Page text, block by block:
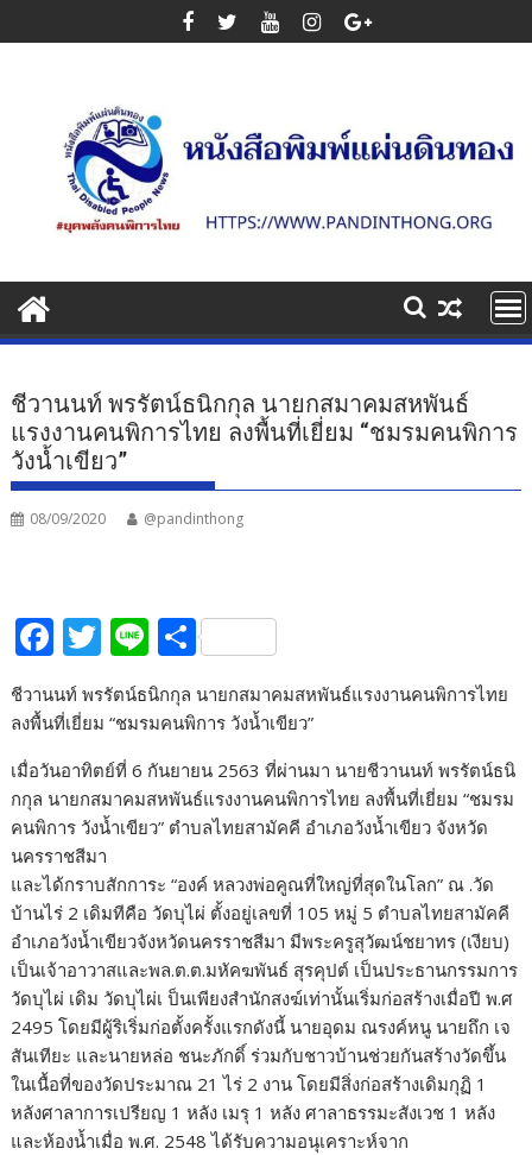
to
ชีวานนท์ พรรัตน์ธนิกกุล นายกสมาคมสหพันธ์
แรงงานคนพิการไทย ลงพื้นที่เยี่ยม “ชมรมคนพิการ
วังน้ำเขียว”
08/09/2020 @pandinthong
F
ac
e
o
o
k
T
w
itt
er
Li
n
e
S
ar
ชีวานนท์ พรรัตน์ธนิกกุล นายกสมาคมสหพันธ์แรงงานคนพิการไทย
ลงพื้นที่เยี่ยม “ชมรมคนพิการ วังน้ำเขียว”
เมื่อวันอาทิตย์ที่ 6 กันยายน 2563 ที่ผ่านมา นายชีวานนท์ พรรัตน์ธนิ
กกุล นายกสมาคมสหพันธ์แรงงานคนพิการไทย ลงพื้นที่เยี่ยม “ชมรม
คนพิการ วังน้ำเขียว” ตำบลไทยสามัคคี อำเภอวังน้ำเขียว จังหวัด
นครราชสีมา
และได้กราบสักการะ “องค์ หลวงพ่อคูณที่ใหญ่ที่สุดในโลก” ณ .วัด
บ้านไร่ 2 เดิมทีคือ วัดบุไผ่ ตั้งอยู่เลขที่ 105 หมู่ 5 ตำบลไทยสามัคคี
อำเภอวังน้ำเขียวจังหวัดนครราชสีมา มีพระครูสุวัฒน์ชยาทร (เงียบ)
เป็นเจ้าอาวาสและพล.ต.ต.มหัคฆพันธ์ สุรคุปต์ เป็นประธานกรรมการ
วัดบุไผ่ เดิม วัดบุไผ่เ ป็นเพียงสำนักสงฆ์เท่านั้นเริ่มก่อสร้างเมื่อปี พ.ศ
2495 โดยมีผู้ริเริ่มก่อตั้งครั้งแรกดังนี้ นายอุดม ณรงค์หนู นายถึก เจ
สันเทียะ และนายหล่อ ชนะภักดิ์ ร่วมกับชาวบ้านช่วยกันสร้างวัดขึ้น
ในเนื้อที่ของวัดประมาณ 21 ไร่ 2 งาน โดยมีสิ่งก่อสร้างเดิมกุฏิ 1
หลังศาลาการเปรียญ 1 หลัง เมรุ 1 หลัง ศาลาธรรมะสังเวช 1 หลัง
และห้องน้ำเมื่อ พ.ศ. 2548 ได้รับความอนุเคราะห์จาก